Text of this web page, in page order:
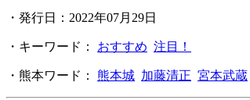
・発行日：2022年07月29日
・キーワード： おすすめ 注目！
・熊本ワード： 熊本城 加藤清正 宮本武蔵